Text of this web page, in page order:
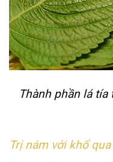
Thành phần lá
Trị nám với khổ